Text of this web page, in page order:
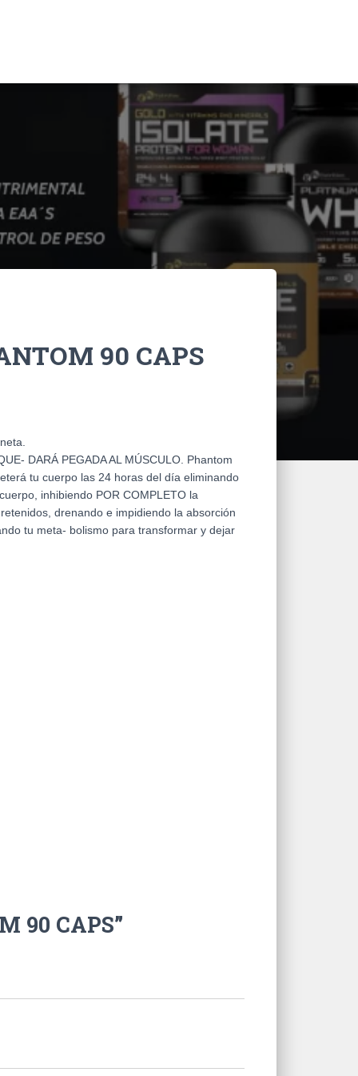
90 CAPS
DARÁ PEGADA AL MÚSCULO. Phantom
tu cuerpo las 24 horas del día eliminando
inhibiendo POR COMPLETO la
drenando e impidiendo la absorción
tu meta- bolismo para transformar y dejar
90 CAPS”